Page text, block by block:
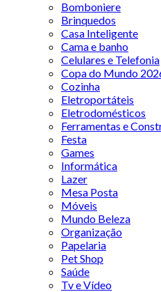
Bomboniere
Brinquedos
Casa Inteligente
Cama e banho
Celulares e Telefonia
Copa do Mundo
Cozinha
Eletroportáteis
Eletrodomésticos
Ferramentas e
Festa
Games
Informática
Lazer
Mesa Posta
Móveis
Mundo Beleza
Organização
Papelaria
Pet Shop
Saúde
Tv e Vídeo